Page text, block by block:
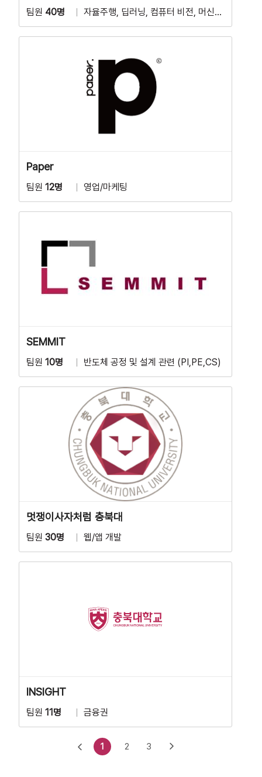
팀원 40명 자율주행, 딥러닝, 컴퓨터 비전, 머신러닝 등
Paper
팀원 12명 영업/마케팅
SEMMIT
팀원 10명 반도체 공정 및 설계 관련 (PI,PE,CS)
멋쟁이사자처럼 충북대
팀원 30명 웹/앱 개발
INSIGHT
팀원 11명 금융권
1 2 3